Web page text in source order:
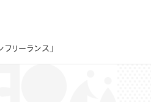
リーランス」